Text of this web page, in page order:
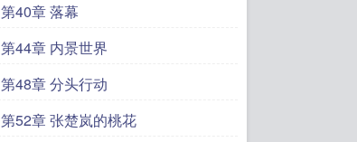
第40章 落幕
第44章 内景世界
第48章 分头行动
第52章 张楚岚的桃花